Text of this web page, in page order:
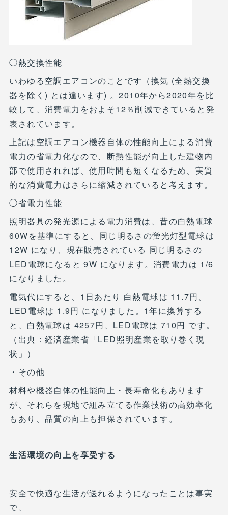
◯熱交換性能
いわゆる空調エアコンのことです（換気 (全熱交換
器を除く) とは違います) 。2010年から2020年を比
較して、消費電力をおよそ12％削減できていると発
表されています。
上記は空調エアコン機器自体の性能向上による消費
電力の省電力化なので、断熱性能が向上した建物内
部で使用されれば、使用時間も短くなるため、実質
的な消費電力はさらに縮減されていると考えます。
◯省電力性能
照明器具の発光源による電力消費は、昔の白熱電球
60Wを基準にすると、同じ明るさの蛍光灯型電球は
12W になり、現在販売されている 同じ明るさの
LED電球になると 9W になります。消費電力は 1/6
になりました。
電気代にすると、1日あたり 白熱電球は 11.7円、
LED電球は 1.9円 になりました。1年に換算する
と、白熱電球は 4257円、LED電球は 710円 です。
（出典：経済産業省「LED照明産業を取り巻く現
状」）
・その他
材料や機器自体の性能向上・長寿命化もあります
が、それらを現地で組み立てる作業技術の高効率化
もあり、品質の向上も担保されています。
生活環境の向上を享受する
安全で快適な生活が送れるようになったことは事実
で、